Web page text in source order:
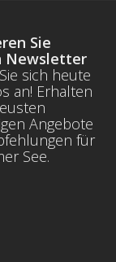
Sie
Newsletter
sich heute
an! Erhalten
Angebote
für
See.